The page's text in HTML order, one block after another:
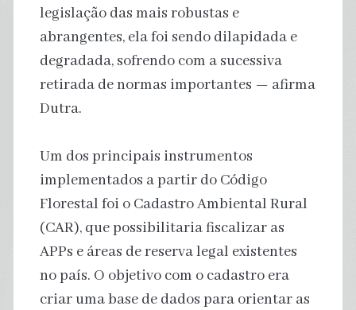
legislação das mais robustas e
abrangentes, ela foi sendo dilapidada e
degradada, sofrendo com a sucessiva
retirada de normas importantes — afirma
Dutra.
Um dos principais instrumentos
implementados a partir do Código
Florestal foi o Cadastro Ambiental Rural
(CAR), que possibilitaria fiscalizar as
APPs e áreas de reserva legal existentes
no país. O objetivo com o cadastro era
criar uma base de dados para orientar as